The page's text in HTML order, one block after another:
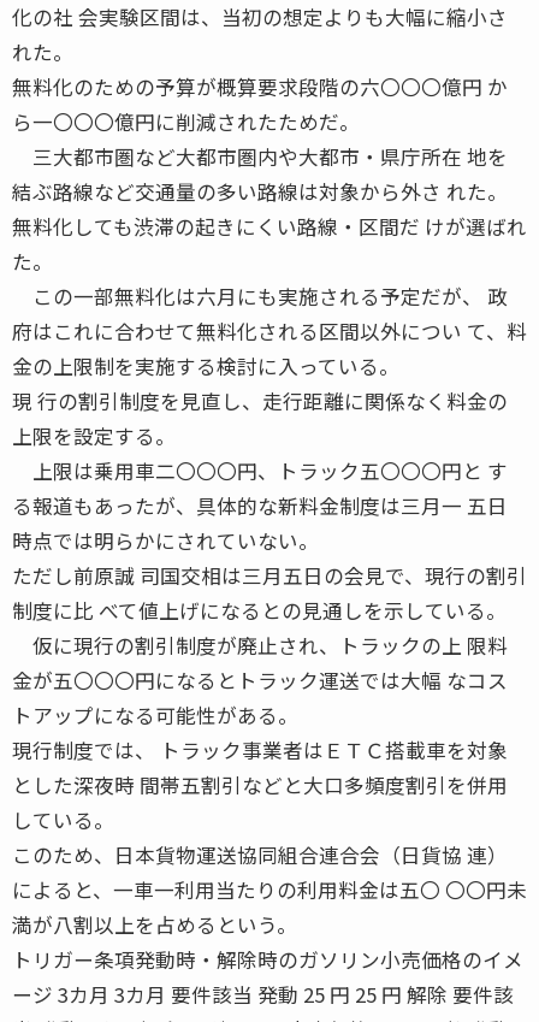
化の社 会実験区間は、当初の想定よりも大幅に縮小さ
れた。
無料化のための予算が概算要求段階の六〇〇〇億円 か
ら一〇〇〇億円に削減されたためだ。
三大都市圏など大都市圏内や大都市・県庁所在 地を
結ぶ路線など交通量の多い路線は対象から外さ れた。
無料化しても渋滞の起きにくい路線・区間だ けが選ばれ
た。
この一部無料化は六月にも実施される予定だが、 政
府はこれに合わせて無料化される区間以外につい て、料
金の上限制を実施する検討に入っている。
現 行の割引制度を見直し、走行距離に関係なく料金の
上限を設定する。
上限は乗用車二〇〇〇円、トラック五〇〇〇円と す
る報道もあったが、具体的な新料金制度は三月一 五日
時点では明らかにされていない。
ただし前原誠 司国交相は三月五日の会見で、現行の割引
制度に比 べて値上げになるとの見通しを示している。
仮に現行の割引制度が廃止され、トラックの上 限料
金が五〇〇〇円になるとトラック運送では大幅 なコス
トアップになる可能性がある。
現行制度では、 トラック事業者はＥＴＣ搭載車を対象
とした深夜時 間帯五割引などと大口多頻度割引を併用
している。
このため、日本貨物運送協同組合連合会（日貨協 連）
によると、一車一利用当たりの利用料金は五〇 〇〇円未
満が八割以上を占めるという。
トリガー条項発動時・解除時のガソリン小売価格のイメ
ージ 3カ月 3カ月 要件該当 発動 25 円 25 円 解除 要件該